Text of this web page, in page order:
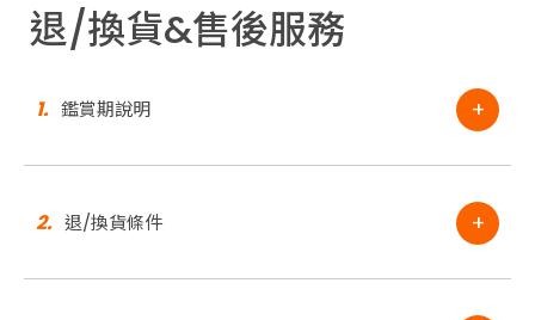
退/換貨&售後服務
1. 鑑賞期說明 +
2. 退/換貨條件 +